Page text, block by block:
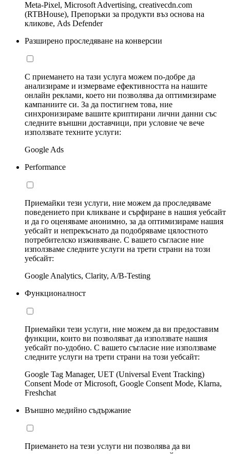
Meta-Pixel, Microsoft Advertising, creativecdn.com
(RTBHouse), Препоръки за продукти въз основа на
кликове, Ads Defender
Разширено проследяване на конверсии
С приемането на тази услуга можем по-добре да
анализираме и измерваме ефективността на нашите
онлайн реклами, което ни позволява да оптимизираме
кампаниите си. За да постигнем това, ние
синхронизираме вашите криптирани лични данни със
следните външни доставчици, при условие че вече
използвате техните услуги:
Google Ads
Performance
Приемайки тези услуги, ние можем да проследяваме
поведението при кликване и сърфиране в нашия уебсайт
и да го оценяваме анонимно, за да оптимизираме нашия
уебсайт и непрекъснато да подобряваме цялостното
потребителско изживяване. С вашето съгласие ние
използваме следните услуги на трети страни на този
уебсайт:
Google Analytics, Clarity, A/B-Testing
Функционалност
Приемайки тези услуги, ние можем да ви предоставим
функции, които ви позволяват да използвате нашия
уебсайт по-удобно. С вашето съгласие ние използваме
следните услуги на трети страни на този уебсайт:
Google Tag Manager, UET (Universal Event Tracking)
Consent Mode от Microsoft, Google Consent Mode, Klarna,
Freshchat
Външно медийно съдържание
Приемането на тези услуги ни позволява да ви